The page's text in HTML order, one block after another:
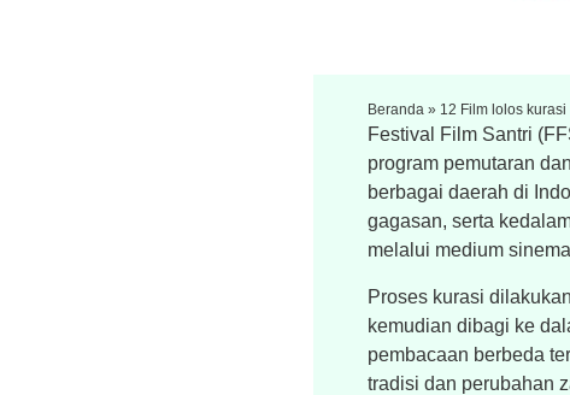
Beranda» 12 Film lolos kurasi
Festival Film Santri
program pemutaran
berbagai daerah di
gagasan, serta
melalui medium
Proses kurasi
kemudian dibagi ke
pembacaan berbeda
tradisi dan perubahan